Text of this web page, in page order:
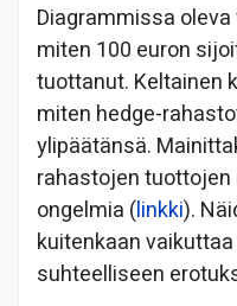
Diagrammissa
miten 100 euron
tuottanut. Keltainen
miten hedge-
ylipäätänsä.
rahastojen
ongelmia (linkki).
kuitenkaan
suhteelliseen